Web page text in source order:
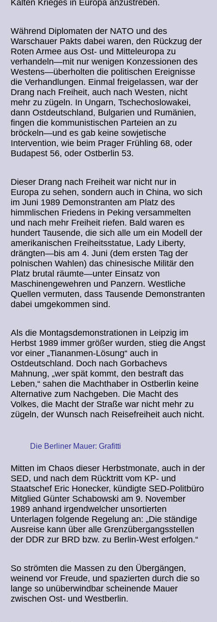
Kalten Krieges in Europa anzustreben.
Während Diplomaten der NATO und des
Warschauer Pakts dabei waren, den Rückzug der
Roten Armee aus Ost- und Mitteleuropa zu
verhandeln—mit nur wenigen Konzessionen des
Westens—überholten die politischen Ereignisse
die Verhandlungen. Einmal freigelassen, war der
Drang nach Freiheit, auch nach Westen, nicht
mehr zu zügeln. In Ungarn, Tschechoslowakei,
dann Ostdeutschland, Bulgarien und Rumänien,
fingen die kommunistischen Parteien an zu
bröckeln—und es gab keine sowjetische
Intervention, wie beim Prager Frühling 68, oder
Budapest 56, oder Ostberlin 53.
Dieser Drang nach Freiheit war nicht nur in
Europa zu sehen, sondern auch in China, wo sich
im Juni 1989 Demonstranten am Platz des
himmlischen Friedens in Peking versammelten
und nach mehr Freiheit riefen. Bald waren es
hundert Tausende, die sich alle um ein Modell der
amerikanischen Freiheitsstatue, Lady Liberty,
drängten—bis am 4. Juni (dem ersten Tag der
polnischen Wahlen) das chinesische Militär den
Platz brutal räumte—unter Einsatz von
Maschinengewehren und Panzern. Westliche
Quellen vermuten, dass Tausende Demonstranten
dabei umgekommen sind.
Als die Montagsdemonstrationen in Leipzig im
Herbst 1989 immer größer wurden, stieg die Angst
vor einer „Tiananmen-Lösung“ auch in
Ostdeutschland. Doch nach Gorbachevs
Mahnung, „wer spät kommt, den bestraft das
Leben,“ sahen die Machthaber in Ostberlin keine
Alternative zum Nachgeben. Die Macht des
Volkes, die Macht der Straße war nicht mehr zu
zügeln, der Wunsch nach Reisefreiheit auch nicht.
Die Berliner Mauer: Grafitti
Mitten im Chaos dieser Herbstmonate, auch in der
SED, und nach dem Rücktritt vom KP- und
Staatschef Eric Honecker, kündigte SED-Politbüro
Mitglied Günter Schabowski am 9. November
1989 anhand irgendwelcher unsortierten
Unterlagen folgende Regelung an: „Die ständige
Ausreise kann über alle Grenzübergangsstellen
der DDR zur BRD bzw. zu Berlin-West erfolgen.“
So strömten die Massen zu den Übergängen,
weinend vor Freude, und spazierten durch die so
lange so unüberwindbar scheinende Mauer
zwischen Ost- und Westberlin.